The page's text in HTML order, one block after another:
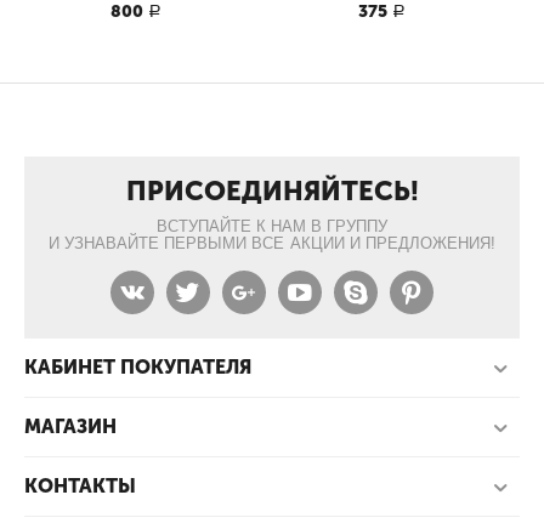
800 Р 375 Р
ПРИСОЕДИНЯЙТЕСЬ!
ВСТУПАЙТЕ К НАМ В ГРУППУ
И УЗНАВАЙТЕ ПЕРВЫМИ ВСЕ АКЦИИ И ПРЕДЛОЖЕНИЯ!
КАБИНЕТ ПОКУПАТЕЛЯ
МАГАЗИН
КОНТАКТЫ